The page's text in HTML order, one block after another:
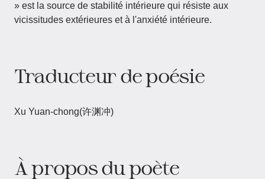
» est la source de stabilité intérieure qui résiste aux
vicissitudes extérieures et à l'anxiété intérieure.
Traducteur de poésie
Xu Yuan-chong(许渊冲)
À propos du poète